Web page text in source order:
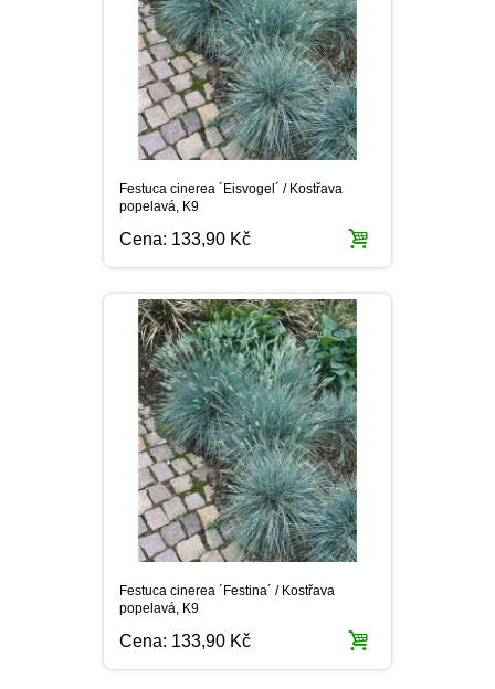
Festuca cinerea ´Eisvogel´ / Kostřava
popelavá, K9
Cena: 133,90 Kč
Festuca cinerea ´Festina´ / Kostřava
popelavá, K9
Cena: 133,90 Kč